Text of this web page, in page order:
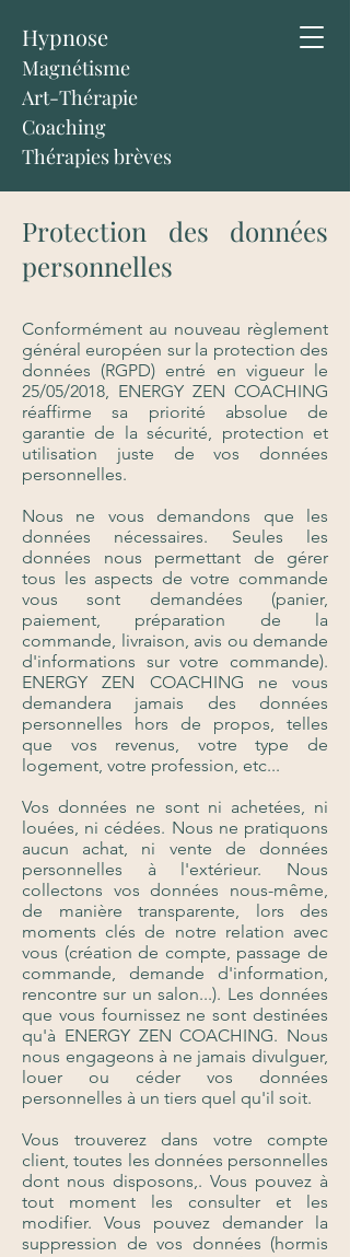
Hypnose
Magnétisme
Art-Thérapie
Coaching
Thérapies brèves
Protection des données
personnelles
Conformément au nouveau règlement
général européen sur la protection des
données (RGPD) entré en vigueur le
25/05/2018, ENERGY ZEN COACHING
réaffirme sa priorité absolue de
garantie de la sécurité, protection et
utilisation juste de vos données
personnelles.
Nous ne vous demandons que les
données nécessaires. Seules les
données nous permettant de gérer
tous les aspects de votre commande
vous sont demandées (panier,
paiement, préparation de la
commande, livraison, avis ou demande
d'informations sur votre commande).
ENERGY ZEN COACHING ne vous
demandera jamais des données
personnelles hors de propos, telles
que vos revenus, votre type de
logement, votre profession, etc...
Vos données ne sont ni achetées, ni
louées, ni cédées. Nous ne pratiquons
aucun achat, ni vente de données
personnelles à l'extérieur. Nous
collectons vos données nous-même,
de manière transparente, lors des
moments clés de notre relation avec
vous (création de compte, passage de
commande, demande d'information,
rencontre sur un salon...). Les données
que vous fournissez ne sont destinées
qu'à ENERGY ZEN COACHING. Nous
nous engageons à ne jamais divulguer,
louer ou céder vos données
personnelles à un tiers quel qu'il soit.
Vous trouverez dans votre compte
client, toutes les données personnelles
dont nous disposons,. Vous pouvez à
tout moment les consulter et les
modifier. Vous pouvez demander la
suppression de vos données (hormis